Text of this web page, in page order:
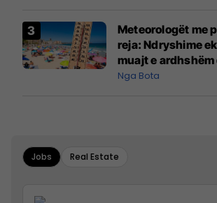
Meteorologët me
reja: Ndryshime
muajt e ardhshëm
pazakontë
Nga Bota
Jobs Real Estate